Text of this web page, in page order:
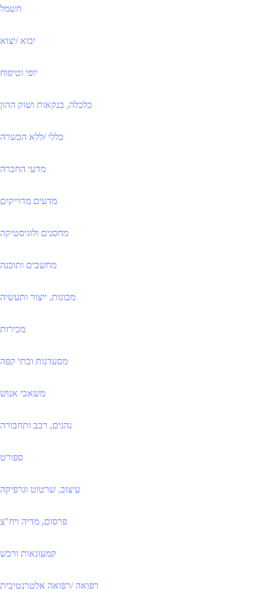
חשמל
יבוא /יצוא
יופי וטיפוח
כלכלה, בנקאות ושוק ההון
כללי /ללא הכשרה
מדעי החברה
מדעים מדוייקים
מחסנים ולוגיסטיקה
מחשבים ותוכנה
מכונות, ייצור ותעשיה
מכירות
מסעדנות ובתי קפה
משאבי אנוש
נהגים, רכב ותחבורה
ספורט
עיצוב, שרטוט וגרפיקה
פרסום, מדיה ויח"צ
קמעונאות ורכש
רפואה /רפואה אלטרנטיבית